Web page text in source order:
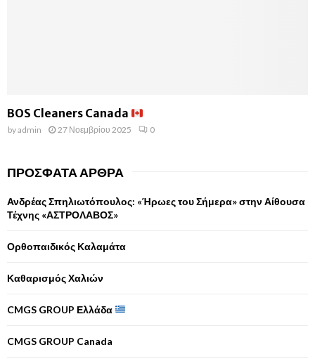
BOS Cleaners Canada
byadmin 27 Νοεμβρίου 2025 0
ΠΡΌΣΦΑΤΑ ΆΡΘΡΑ
Ανδρέας Σπηλιωτόπουλος: «Ήρωες του Σήμερα» στην Αίθουσα
Τέχνης «ΑΣΤΡΟΛΑΒΟΣ»
Ορθοπαιδικός Καλαμάτα
Καθαρισμός Χαλιών
CMGS GROUP Ελλάδα
CMGS GROUP Canada